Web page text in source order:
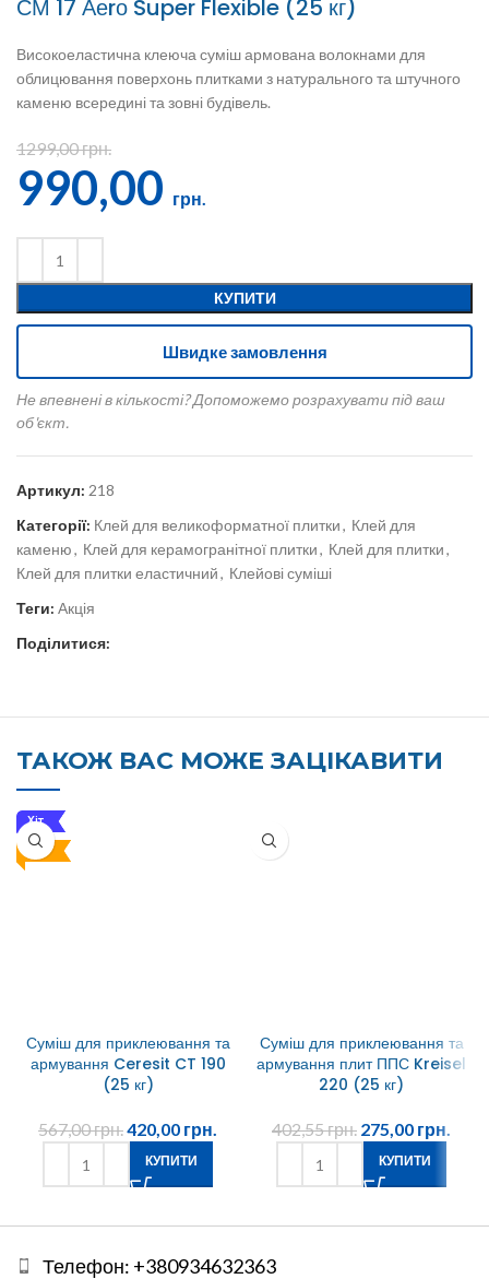
СМ 17 Аеrо Super Flexible (25 кг)
Високоеластична клеюча суміш армована волокнами для
облицювання поверхонь плитками з натурального та штучного
каменю всередині та зовні будівель.
1299,00грн.
990,00 грн.
КУПИТИ
Швидке замовлення
Не впевнені в кількості? Допоможемо розрахувати під ваш
об'єкт.
Артикул: 218
Категорії: Клей для великоформатної плитки, Клей для
каменю, Клей для керамогранітної плитки, Клей для плитки,
Клей для плитки еластичний, Клейові суміші
Теги: Акція
Поділитися:
ТАКОЖ ВАС МОЖЕ ЗАЦІКАВИТИ
Хіт
Топ
Суміш для приклеювання та
армування Ceresit CT 190
(25 кг)
567,00грн.420,00 грн.
КУПИТИ
Суміш для приклеювання та
армування плит ППС Kreisel
220 (25 кг)
402,55грн. 275,00 грн.
КУПИТИ
Телефон: +380934632363